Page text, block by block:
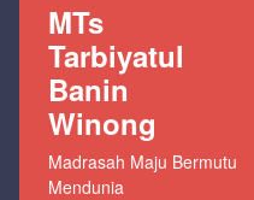
MTs
Tarbiyatul
Banin
Winong
Madrasah Maju Bermutu
Mendunia